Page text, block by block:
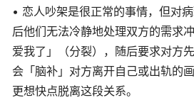
• 恋人吵架是很正常的事情，但对
后他们无法冷静地处理双方的需求
爱我了」（分裂），随后要求对方
会「脑补」对方离开自己或出轨的
更想快点脱离这段关系。